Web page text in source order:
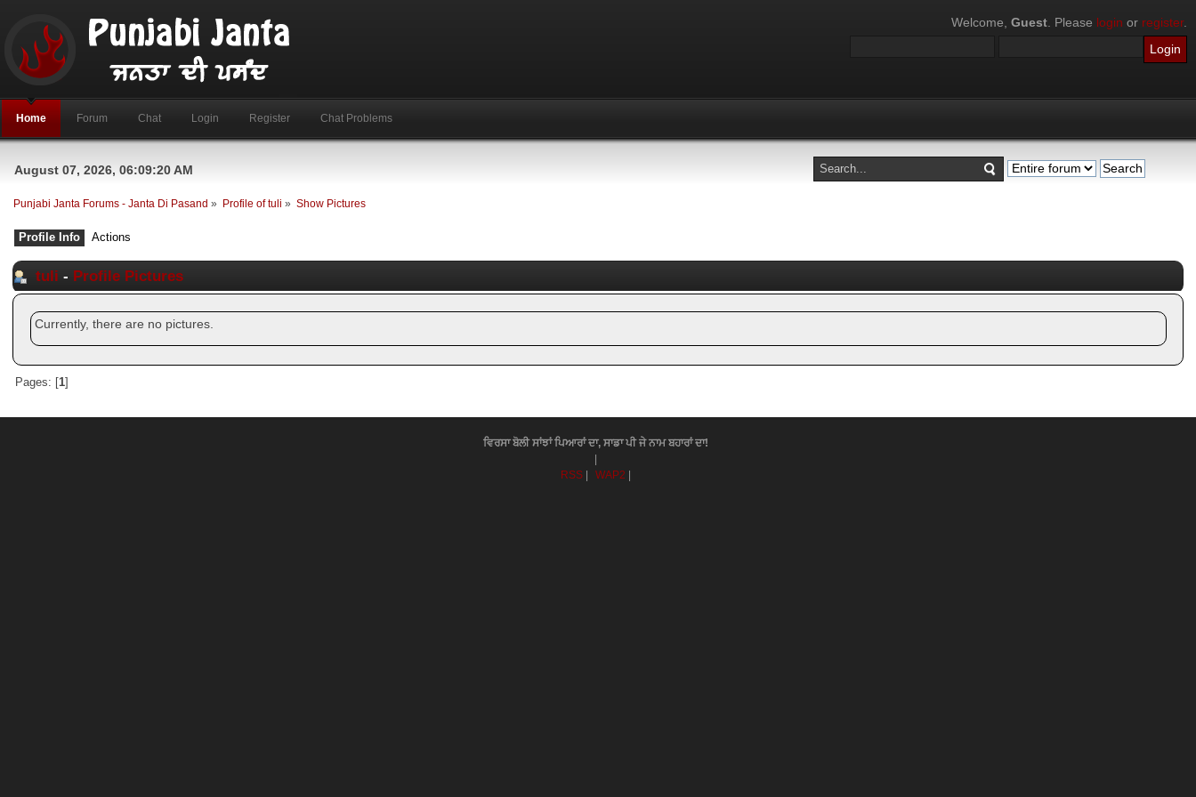
Welcome, Guest . Please login or register.
Home Forum Chat Login Register Chat Problems
August 07, 2026, 06:09:20 AM
Punjabi Janta Forums - Janta Di Pasand » Profile of tuli » Show Pictures
Profile Info Actions
tuli - Profile Pictures
Currently, there are no pictures.
Pages: [1]
ਵਿਰਸਾ ਬੋਲੀ ਸਾਂਝਾਂ ਪਿਆਰਾਂ ਦਾ, ਸਾਡਾ ਪੀ ਜੇ ਨਾਮ ਬਹਾਰਾਂ ਦਾ!
RSS
WAP2